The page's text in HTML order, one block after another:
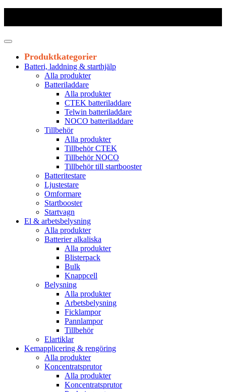
Produktkategorier
Batteri, laddning & starthjälp
Alla produkter
Batteriladdare
Alla produkter
CTEK batteriladdare
Telwin batteriladdare
NOCO batteriladdare
Tillbehör
Alla produkter
Tillbehör CTEK
Tillbehör NOCO
Tillbehör till startbooster
Batteritestare
Ljustestare
Omformare
Startbooster
Startvagn
El & arbetsbelysning
Alla produkter
Batterier alkaliska
Alla produkter
Blisterpack
Bulk
Knappcell
Belysning
Alla produkter
Arbetsbelysning
Ficklampor
Pannlampor
Tillbehör
Elartiklar
Kemapplicering & rengöring
Alla produkter
Koncentratsprutor
Alla produkter
Koncentratsprutor